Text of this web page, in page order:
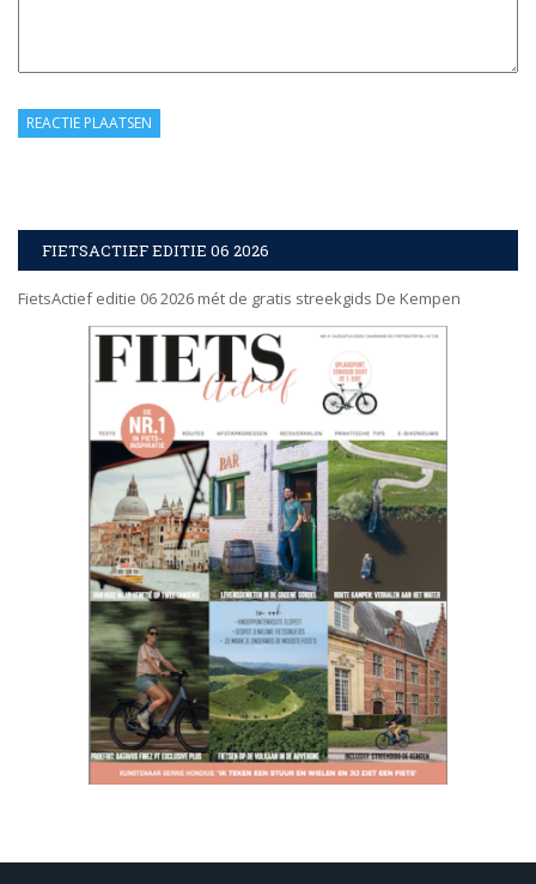
FIETSACTIEF EDITIE 06 2026
FietsActief editie 06 2026 mét de gratis streekgids De Kempen